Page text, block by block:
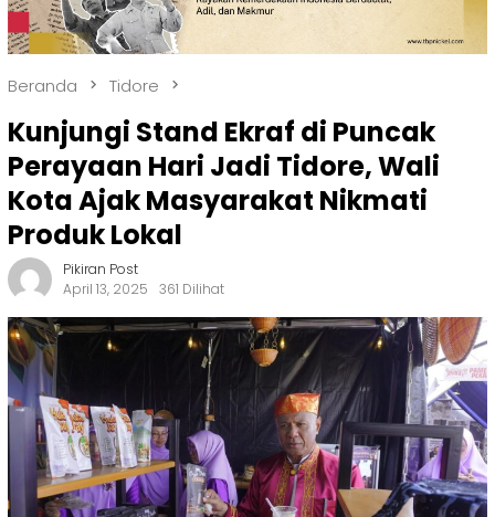
Beranda Tidore
Kunjungi Stand Ekraf di Puncak
Perayaan Hari Jadi Tidore, Wali
Kota Ajak Masyarakat Nikmati
Produk Lokal
Pikiran Post
April 13, 2025
361 Dilihat